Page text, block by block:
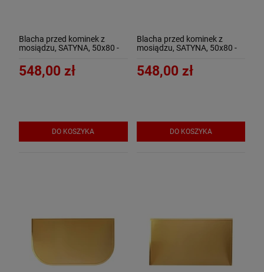
Blacha przed kominek z
mosiądzu, SATYNA, 50x80 -
548,00 zł
DO KOSZYKA
Blacha przed kominek z
mosiądzu, SATYNA, 50x80 -
548,00 zł
DO KOSZYKA